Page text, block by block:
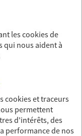
pour
la retraite…
des solutions
conseil d'expert
lescookiesde
qui nous aident à
cookies et traceurs
permettent
d'intérêts, des
performance de nos